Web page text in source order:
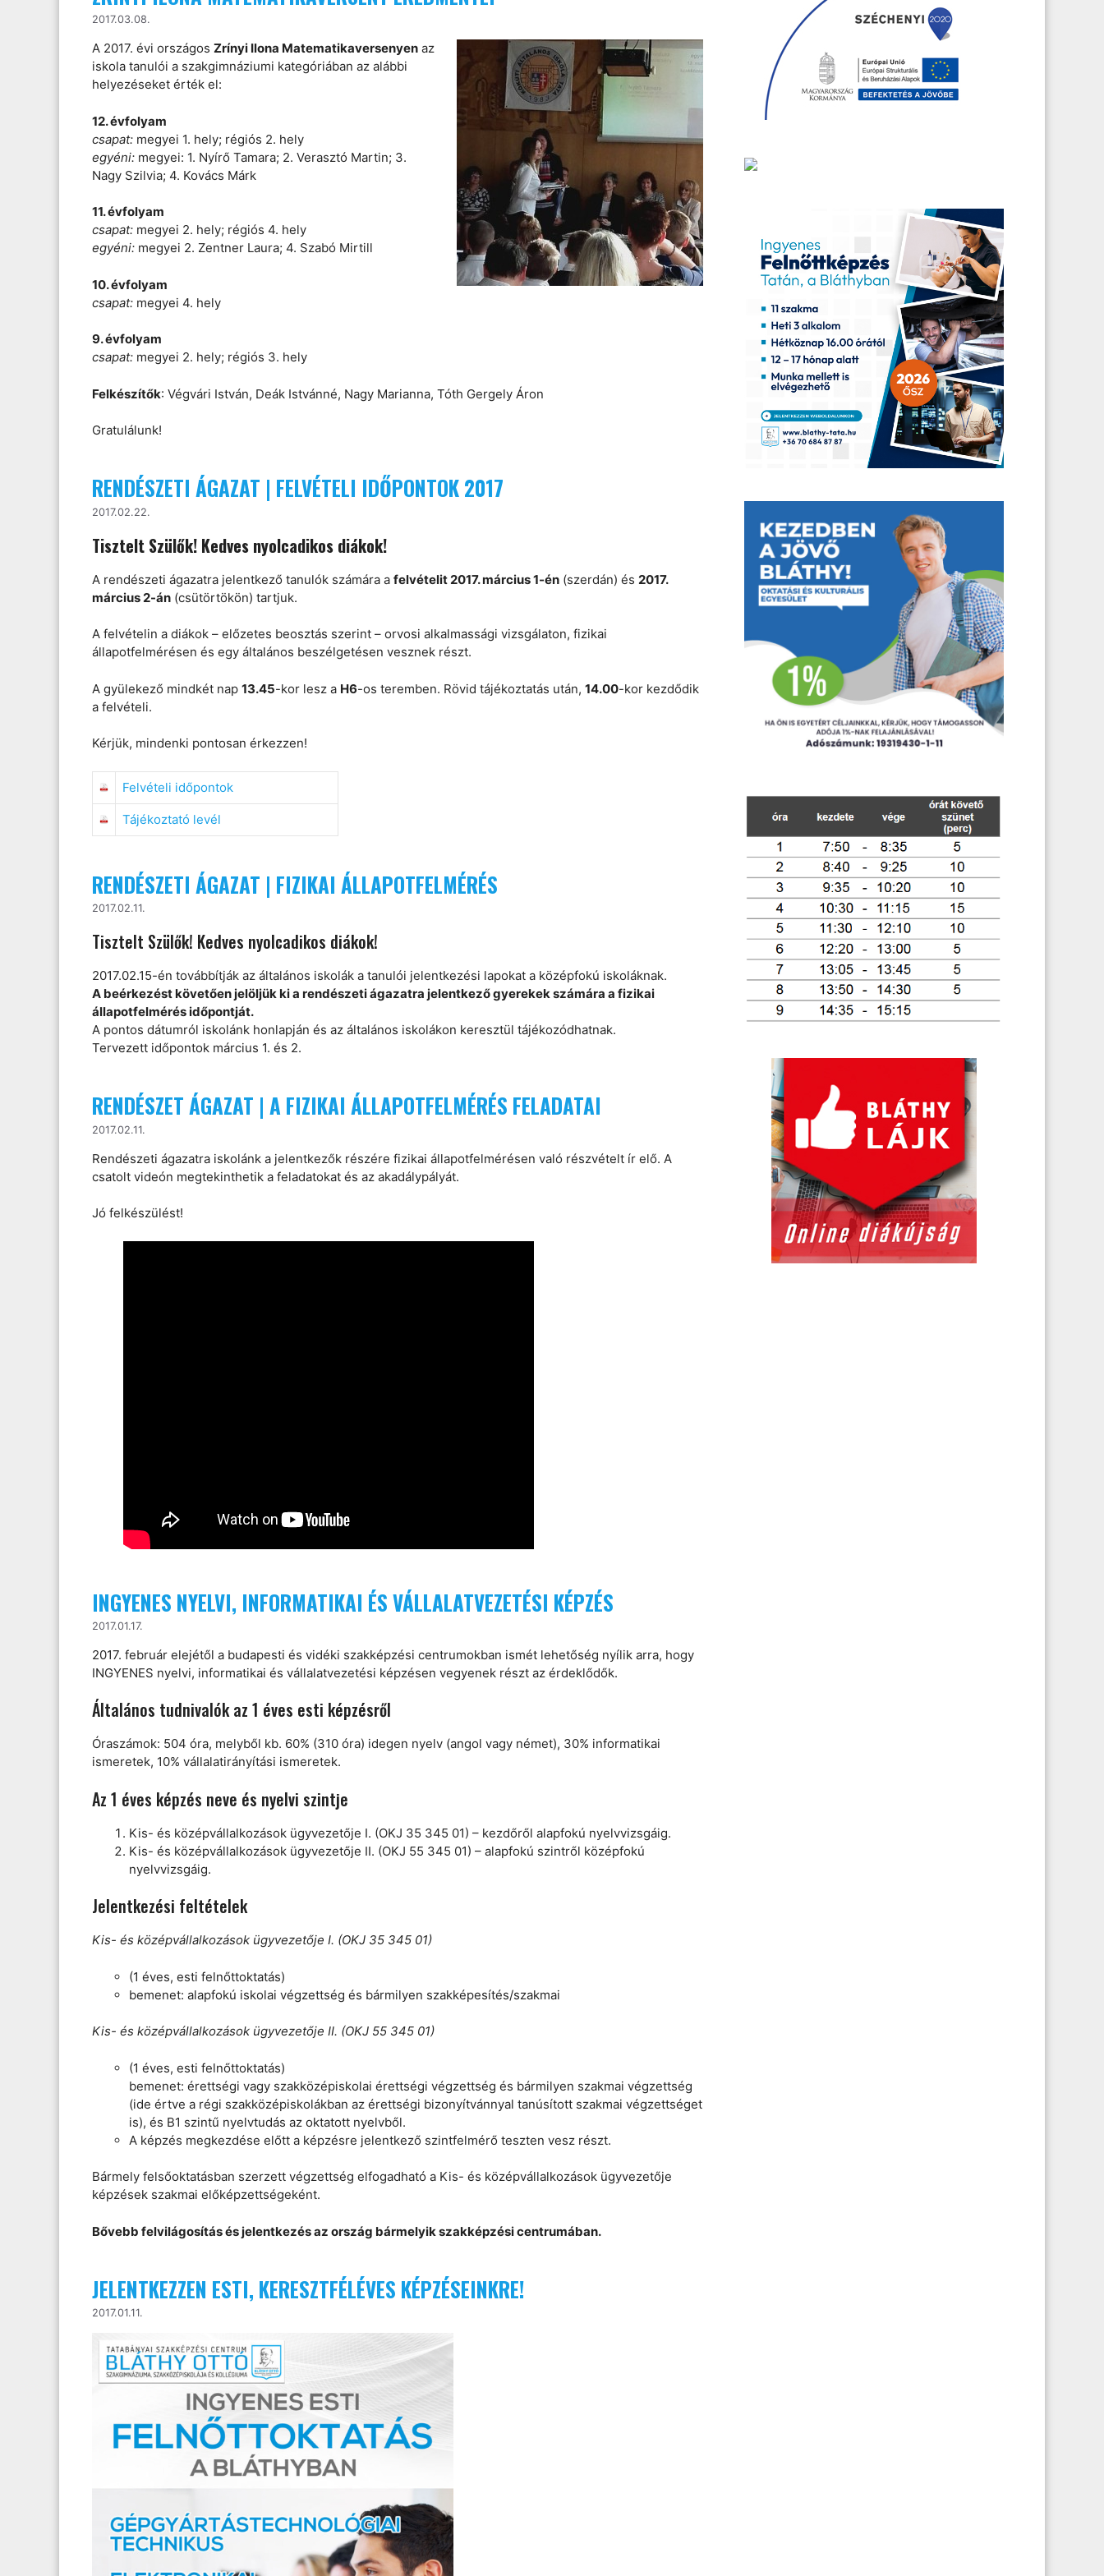
2017.03.08.
A 2017. évi országos Zrínyi Ilona Matematikaversenyen az
iskola tanulói a szakgimnáziumi kategóriában az alábbi
helyezéseket érték el:
12. évfolyam
csapat: megyei 1. hely; régiós 2. hely
egyéni: megyei: 1. Nyírő Tamara; 2. Verasztó Martin; 3.
Nagy Szilvia; 4. Kovács Márk
11. évfolyam
csapat: megyei 2. hely; régiós 4. hely
egyéni: megyei 2. Zentner Laura; 4. Szabó Mirtill
10. évfolyam
csapat: megyei 4. hely
9. évfolyam
csapat: megyei 2. hely; régiós 3. hely
Felkészítők: Végvári István, Deák Istvánné, Nagy Marianna, Tóth Gergely Áron
Gratulálunk!
RENDÉSZETI ÁGAZAT | FELVÉTELI IDŐPONTOK 2017
2017.02.22.
Tisztelt Szülők! Kedves nyolcadikos diákok!
A rendészeti ágazatra jelentkező tanulók számára a felvételit 2017. március 1-én (szerdán) és 2017.
március 2-án (csütörtökön) tartjuk.
A felvételin a diákok – előzetes beosztás szerint – orvosi alkalmassági vizsgálaton, fizikai
állapotfelmérésen és egy általános beszélgetésen vesznek részt.
A gyülekező mindkét nap 13.45-kor lesz a H6-os teremben. Rövid tájékoztatás után, 14.00-kor kezdődik
a felvételi.
Kérjük, mindenki pontosan érkezzen!
Felvételi időpontok
Tájékoztató levél
RENDÉSZETI ÁGAZAT | FIZIKAI ÁLLAPOTFELMÉRÉS
2017.02.11.
Tisztelt Szülők! Kedves nyolcadikos diákok!
2017.02.15-én továbbítják az általános iskolák a tanulói jelentkezési lapokat a középfokú iskoláknak.
A beérkezést követően jelöljük ki a rendészeti ágazatra jelentkező gyerekek számára a fizikai
állapotfelmérés időpontját.
A pontos dátumról iskolánk honlapján és az általános iskolákon keresztül tájékozódhatnak.
Tervezett időpontok március 1. és 2.
RENDÉSZET ÁGAZAT | A FIZIKAI ÁLLAPOTFELMÉRÉS FELADATAI
2017.02.11.
Rendészeti ágazatra iskolánk a jelentkezők részére fizikai állapotfelmérésen való részvételt ír elő. A
csatolt videón megtekinthetik a feladatokat és az akadálypályát.
Jó felkészülést!
INGYENES NYELVI, INFORMATIKAI ÉS VÁLLALATVEZETÉSI KÉPZÉS
2017.01.17.
2017. február elejétől a budapesti és vidéki szakképzési centrumokban ismét lehetőség nyílik arra, hogy
INGYENES nyelvi, informatikai és vállalatvezetési képzésen vegyenek részt az érdeklődők.
Általános tudnivalók az 1 éves esti képzésről
Óraszámok: 504 óra, melyből kb. 60% (310 óra) idegen nyelv (angol vagy német), 30% informatikai
ismeretek, 10% vállalatirányítási ismeretek.
Az 1 éves képzés neve és nyelvi szintje
Kis- és középvállalkozások ügyvezetője I. (OKJ 35 345 01) – kezdőről alapfokú nyelvvizsgáig.
Kis- és középvállalkozások ügyvezetője II. (OKJ 55 345 01) – alapfokú szintről középfokú
nyelvvizsgáig.
Jelentkezési feltételek
Kis- és középvállalkozások ügyvezetője I. (OKJ 35 345 01)
(1 éves, esti felnőttoktatás)
bemenet: alapfokú iskolai végzettség és bármilyen szakképesítés/szakmai
Kis- és középvállalkozások ügyvezetője II. (OKJ 55 345 01)
(1 éves, esti felnőttoktatás)
bemenet: érettségi vagy szakközépiskolai érettségi végzettség és bármilyen szakmai végzettség
(ide értve a régi szakközépiskolákban az érettségi bizonyítvánnyal tanúsított szakmai végzettséget
is), és B1 szintű nyelvtudás az oktatott nyelvből.
A képzés megkezdése előtt a képzésre jelentkező szintfelmérő teszten vesz részt.
Bármely felsőoktatásban szerzett végzettség elfogadható a Kis- és középvállalkozások ügyvezetője
képzések szakmai előképzettségeként.
Bővebb felvilágosítás és jelentkezés az ország bármelyik szakképzési centrumában.
JELENTKEZZEN ESTI, KERESZTFÉLÉVES KÉPZÉSEINKRE!
2017.01.11.